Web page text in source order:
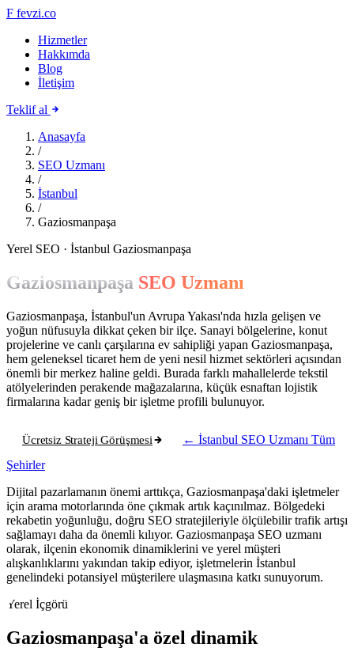
F fevzi.co
Hizmetler
Hakkımda
Blog
İletişim
Teklif al
Anasayfa
/
SEO Uzmanı
/
İstanbul
/
Gaziosmanpaşa
Yerel SEO · İstanbul Gaziosmanpaşa
Gaziosmanpaşa SEO Uzmanı
Gaziosmanpaşa, İstanbul'un Avrupa Yakası'nda hızla gelişen ve
yoğun nüfusuyla dikkat çeken bir ilçe. Sanayi bölgelerine, konut
projelerine ve canlı çarşılarına ev sahipliği yapan Gaziosmanpaşa,
hem geleneksel ticaret hem de yeni nesil hizmet sektörleri açısından
önemli bir merkez haline geldi. Burada farklı mahallelerde tekstil
atölyelerinden perakende mağazalarına, küçük esnaftan lojistik
firmalarına kadar geniş bir işletme profili bulunuyor.
Ücretsiz Strateji Görüşmesi ← İstanbul SEO Uzmanı Tüm
Şehirler
Dijital pazarlamanın önemi arttıkça, Gaziosmanpaşa'daki işletmeler
için arama motorlarında öne çıkmak artık kaçınılmaz. Bölgedeki
rekabetin yoğunluğu, doğru SEO stratejileriyle ölçülebilir trafik artışı
sağlamayı daha da önemli kılıyor. Gaziosmanpaşa SEO uzmanı
olarak, ilçenin ekonomik dinamiklerini ve yerel müşteri
alışkanlıklarını yakından takip ediyor, işletmelerin İstanbul
genelindeki potansiyel müşterilere ulaşmasına katkı sunuyorum.
Yerel İçgörü
Gaziosmanpaşa'a özel dinamik